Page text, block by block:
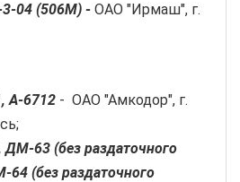
04 (506М) - ОАО "Ирмаш", г.
А-6712 - ОАО "Амкодор", г.
63 (без раздаточного
64 (без раздаточного